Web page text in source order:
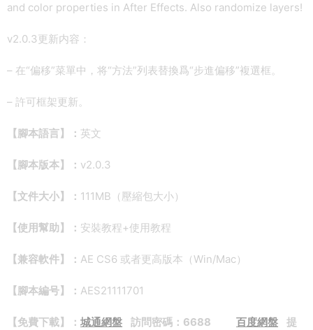
and color properties in After Effects. Also randomize layers!
v2.0.3更新内容：
– 在“偏移”菜單中，将“方法”列表替換爲“步進偏移”複選框。
– 許可框架更新。
【腳本語言】： 英文
【腳本版本】： v2.0.3
【文件大小】： 111MB（壓縮包大小）
【使用幫助】： 安裝教程+使用教程
【兼容軟件】： AE CS6 或者更高版本（Win/Mac）
【腳本編号】： AES21111701
【免費下載】： 城通網盤 訪問密碼：6688 百度網盤 提